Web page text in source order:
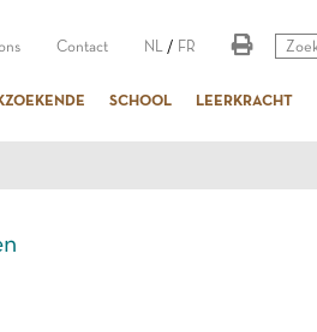
Contact NL / FR
SCHOOL LEERKRACHT